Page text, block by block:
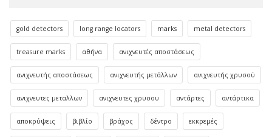
gold detectors long range locators marks metal detectors
treasure marks αθήνα ανιχνευτές αποστάσεως
ανιχνευτής αποστάσεως ανιχνευτής μετάλλων ανιχνευτής χρυσού
ανιχνευτες μεταλλων ανιχνευτες χρυσου αντάρτες αντάρτικα
αποκρύψεις βιβλίο βράχος δέντρο εκκρεμές